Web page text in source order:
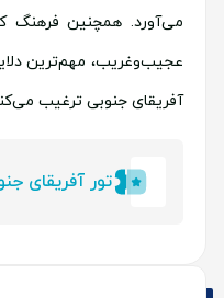
می‌آورد. همچنین فرهنگ
عجیب‌وغریب، مهم‌ترین
آفریقای جنوبی ترغیب
تور آفریقای